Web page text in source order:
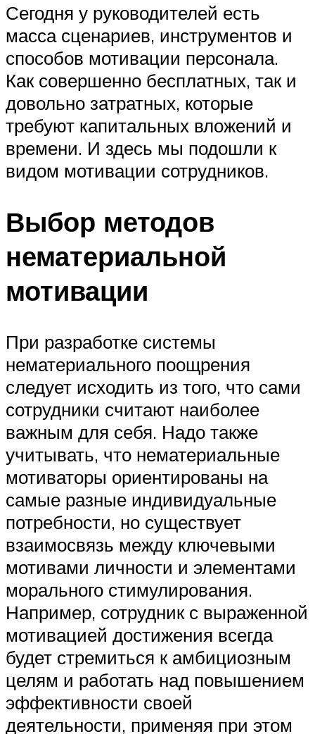
Сегодня у руководителей есть
масса сценариев, инструментов и
способов мотивации персонала.
Как совершенно бесплатных, так и
довольно затратных, которые
требуют капитальных вложений и
времени. И здесь мы подошли к
видом мотивации сотрудников.
Выбор методов
нематериальной
мотивации
При разработке системы
нематериального поощрения
следует исходить из того, что сами
сотрудники считают наиболее
важным для себя. Надо также
учитывать, что нематериальные
мотиваторы ориентированы на
самые разные индивидуальные
потребности, но существует
взаимосвязь между ключевыми
мотивами личности и элементами
морального стимулирования.
Например, сотрудник с выраженной
мотивацией достижения всегда
будет стремиться к амбициозным
целям и работать над повышением
эффективности своей
деятельности, применяя при этом